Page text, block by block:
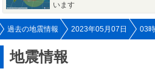
います
過去の地震情報 2023年05月07日 03
地震情報